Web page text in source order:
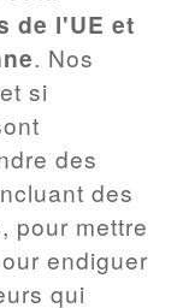
de l'UE et
. Nos
si
des
des
pour mettre
endiguer
qui